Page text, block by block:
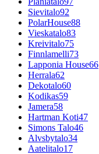
Sievitalo92
PolarHouse88
Vieskatalo83
Kreivitalo75
Finnlamelli73
Lapponia House66
Herrala62
Dekotalo60
Kodikas59
Jamera58
Hartman Koti47
Simons Talo46
Alvsbytalo34
Aatelitalo17